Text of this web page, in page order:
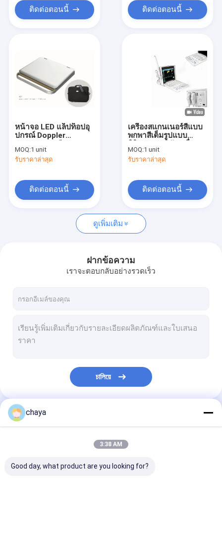
เกี่ยวกับเรา
ทัวร์โรงงาน
คดี
เครื่องสแกนเนอร์มือถืออัลตราซาวด์
เครื่องตรวจอัลตร้าซาวด์สัตวแพทย์
เครื่องวิเคราะห์ผิวดิจิตอล
อุปกรณ์ป้องกันส่วนบุคคล PPE
ปากกาไมโครเดอร์มา
เครื่องนวดหน้าคลื่นความถี่วิทยุ
กล้องดิจิตอล Fundus
ติดต่อตอนนี้ ติดต่อตอนนี้
หน้าจอ LED แล็ปท็อปอุ
ปกรณ์ Doppler
ร์พร้อมที่เก็บข้อมูล USB
MOQ:1 unit
รับราคาล่าสุด
ติดต่อตอนนี้
เครื่องสแกนเนอร์สีแบบ
พกพาสีเต็มรูปแบบ
ตรวจอัลตร้าซาวด์สีแบบ
ประหยัดพร้อมฟังก์ชั่น
MOQ:1 unit
รับราคาล่าสุด
ติดต่อตอนนี้
ดูเพิ่มเติม
ฝากข้อความ
เราจะตอบกลับอย่างรวดเร็ว
চালিয়ে
หมวดหมู่ของเรา
chaya
3:38 AM
Good day, what product are you looking for?